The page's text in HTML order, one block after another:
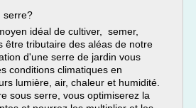
serre?
idéal de cultiver, semer,
être tributaire des aléas de notre
d'une serre de jardin vous
conditions climatiques en
lumière, air, chaleur et humidité.
sous serre, vous optimiserez la